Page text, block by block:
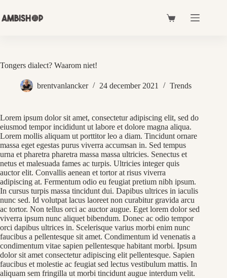
to
content
Shopping
Tongers dialect? Waarom niet!
brentvanlancker 24 december 2021 Trends
Lorem ipsum dolor sit amet, consectetur adipiscing elit, sed do
eiusmod tempor incididunt ut labore et dolore magna aliqua.
Lorem mollis aliquam ut porttitor leo a diam. Tincidunt ornare
massa eget egestas purus viverra accumsan in. Sed tempus
urna et pharetra pharetra massa massa ultricies. Senectus et
netus et malesuada fames ac turpis. Ultricies integer quis
auctor elit. Convallis aenean et tortor at risus viverra
adipiscing at. Fermentum odio eu feugiat pretium nibh ipsum.
In cursus turpis massa tincidunt dui. Dapibus ultrices in iaculis
nunc sed. Id volutpat lacus laoreet non curabitur gravida arcu
ac tortor. Non tellus orci ac auctor augue. Eget lorem dolor sed
viverra ipsum nunc aliquet bibendum. Donec ac odio tempor
orci dapibus ultrices in. Scelerisque varius morbi enim nunc
faucibus a pellentesque sit amet. Condimentum id venenatis a
condimentum vitae sapien pellentesque habitant morbi. Ipsum
dolor sit amet consectetur adipiscing elit pellentesque. Sapien
faucibus et molestie ac feugiat sed lectus vestibulum mattis. In
aliquam sem fringilla ut morbi tincidunt augue interdum velit.